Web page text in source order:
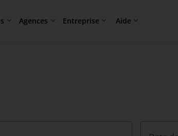
Agences Entreprise Aide